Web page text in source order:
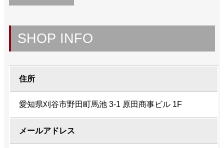
SHOP INFO
住所
愛知県刈谷市野田町馬池 3-1 原田商事ビル 1F
メールアドレス